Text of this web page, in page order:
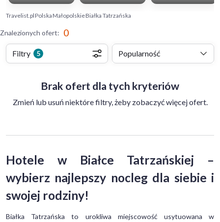
Travelist.plPolskaMałopolskieBiałka Tatrzańska
Znalezionych ofert: 0
Filtry 5 Popularność
Brak ofert dla tych kryteriów
Zmień lub usuń niektóre filtry, żeby zobaczyć więcej ofert.
Hotele w Białce Tatrzańskiej –
wybierz najlepszy nocleg dla siebie i
swojej rodziny!
Białka Tatrzańska to urokliwa miejscowość usytuowana w